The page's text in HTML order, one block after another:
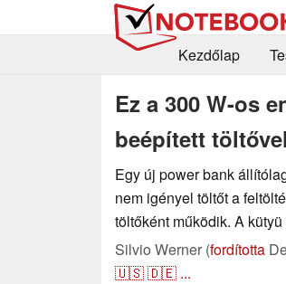
Kezdőlap
Ez a 300 W-os
beépített
Egy új power bank
nem igényel töltőt a
töltőként működik. A
Silvio Werner (fordította
🇺🇸🇩🇪 ...